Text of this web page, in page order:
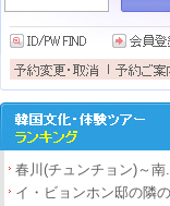
春川(チュンチョン)～南
イ・ビョンホン邸の隣